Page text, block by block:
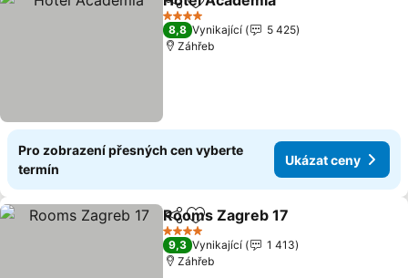
SdíletPřidat na seznam oblíbených
4 Počet hvězdiček
8,8 Vynikající
5 425
Záhřeb
Pro zobrazení přesných cen vyberte
termín
Ukázat ceny
SdíletPřidat na seznam oblíbených
Rooms Zagreb 17
4 Počet hvězdiček
9,3 Vynikající
1 413
Záhřeb